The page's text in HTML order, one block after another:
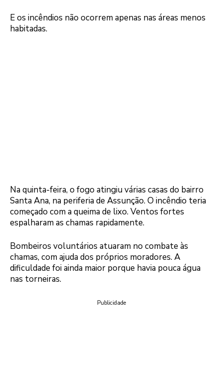
E os incêndios não ocorrem apenas nas áreas menos
habitadas.
Na quinta-feira, o fogo atingiu várias casas do bairro
Santa Ana, na periferia de Assunção. O incêndio teria
começado com a queima de lixo. Ventos fortes
espalharam as chamas rapidamente.
Bombeiros voluntários atuaram no combate às
chamas, com ajuda dos próprios moradores. A
dificuldade foi ainda maior porque havia pouca água
nas torneiras.
Publicidade